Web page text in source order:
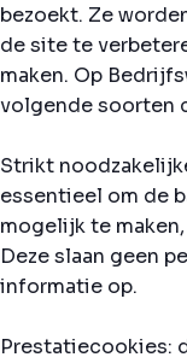
bezoekt. Ze
de site te
maken. Op
volgende soorten
Strikt
essentieel om de
mogelijk te
Deze slaan geen
informatie op.
Prestatiecookies: